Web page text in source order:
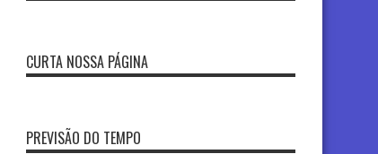
CURTA NOSSA PÁGINA
PREVISÃO DO TEMPO